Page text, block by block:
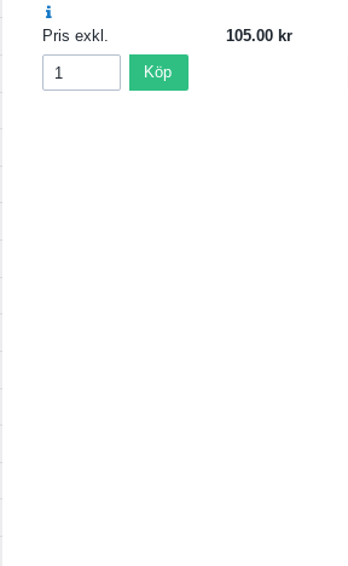
Pris exkl. 105.00
Köp